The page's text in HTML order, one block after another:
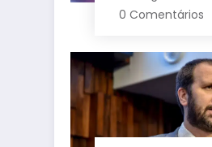
crianças é
0 Comentários